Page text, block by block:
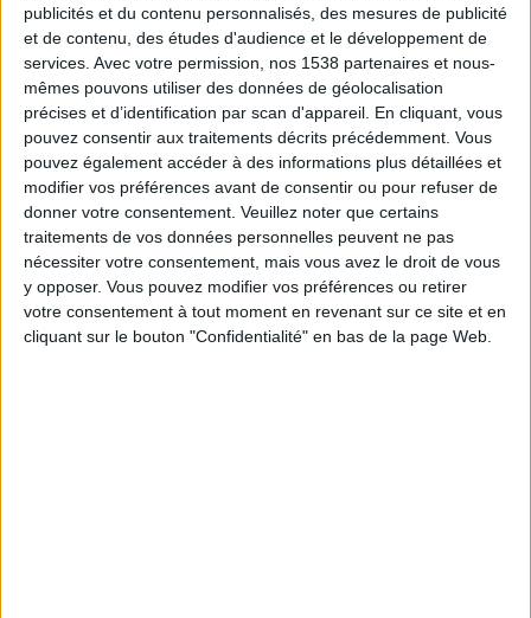
publicités et du contenu personnalisés, des mesures de publicité
et de contenu, des études d'audience et le développement de
services. Avec votre permission, nos 1538 partenaires et nous-
mêmes pouvons utiliser des données de géolocalisation
précises et d’identification par scan d'appareil. En cliquant, vous
pouvez consentir aux traitements décrits précédemment. Vous
pouvez également accéder à des informations plus détaillées et
modifier vos préférences avant de consentir ou pour refuser de
donner votre consentement. Veuillez noter que certains
traitements de vos données personnelles peuvent ne pas
nécessiter votre consentement, mais vous avez le droit de vous
y opposer. Vous pouvez modifier vos préférences ou retirer
votre consentement à tout moment en revenant sur ce site et en
cliquant sur le bouton "Confidentialité" en bas de la page Web.
Bas du Corps en Feu : 30 min Cardio + Renfo
Muscu | GymWaouw 8H avec Léa du
03/09/2025